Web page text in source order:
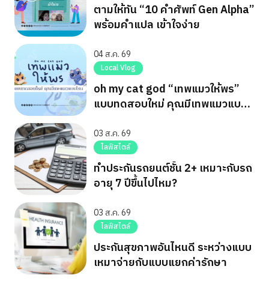
ตามให้ทัน “10 คำศัพท์ Gen Alpha”
พร้อมคำแปล เข้าใจง่าย
04 ส.ค. 69
Local Vlog
oh my cat god “เทพแมวให้พร”
แบบทดสอบใหม่ คุณมีเทพแมวแบบ
03 ส.ค. 69
ไลฟ์สไตล์
ทำประกันรถยนต์ชั้น 2+ เหมาะกับรถ
อายุ 7 ปีขึ้นไปไหม?
03 ส.ค. 69
ไลฟ์สไตล์
ประกันสุขภาพอันไหนดี ระหว่างแบบ
เหมาจ่ายกับแบบแยกค่ารักษา